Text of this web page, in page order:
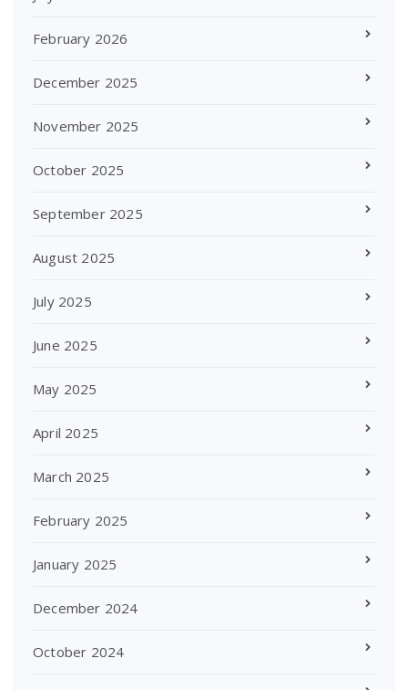
February 2026
December 2025
November 2025
October 2025
September 2025
August 2025
July 2025
June 2025
May 2025
April 2025
March 2025
February 2025
January 2025
December 2024
October 2024